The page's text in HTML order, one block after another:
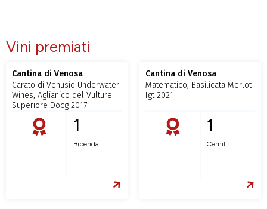
Vini premiati
Cantina di Venosa
Carato di Venusio Underwater
Wines, Aglianico del Vulture
Superiore Docg 2017
1
Bibenda
Cantina di Venosa
Matematico, Basilicata Merlot
Igt 2021
1
Cernilli